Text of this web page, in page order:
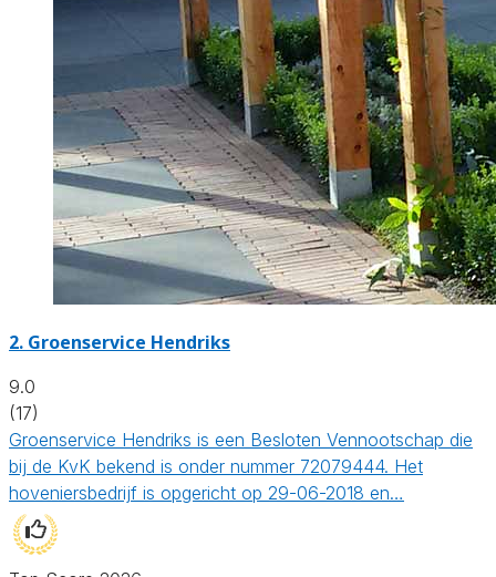
2. Groenservice Hendriks
9.0
(17)
Groenservice Hendriks is een Besloten Vennootschap die
bij de KvK bekend is onder nummer 72079444. Het
hoveniersbedrijf is opgericht op 29-06-2018 en…